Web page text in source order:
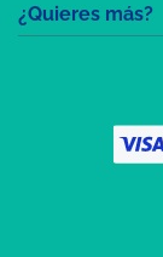
¿Quieres más?